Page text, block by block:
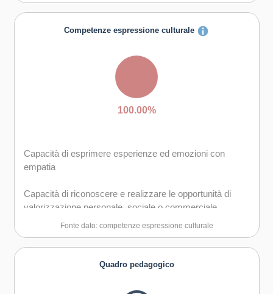
Capacità di possedere spirito di iniziativa e
Capacità di trasformare le idee in azioni
Creatività e immaginazione
Competenze espressione culturale
100.00%
Capacità di esprimere esperienze ed emozioni con
empatia
Capacità di riconoscere e realizzare le opportunità di
valorizzazione personale, sociale o commerciale
mediante le arti e le altre forme culturali
Capacità di impegnarsi in processi creativi sia
individualmente che collettivamente
Curiosità nei confronti del mondo, apertura per
Fonte dato: competenze espressione culturale
Quadro pedagogico